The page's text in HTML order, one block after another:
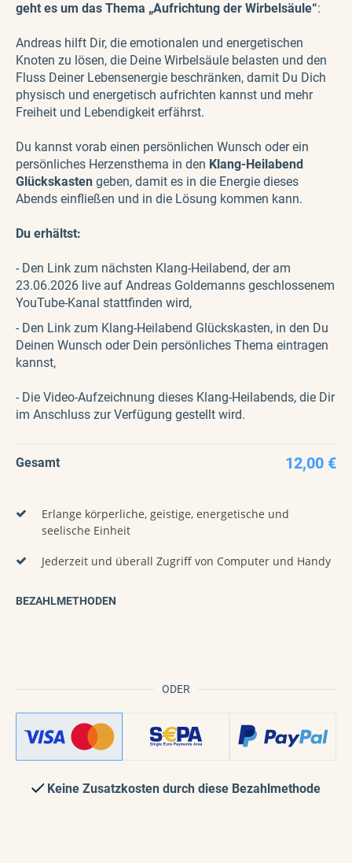
geht es um das Thema „Aufrichtung der Wirbelsäule“:
Andreas hilft Dir, die emotionalen und energetischen
Knoten zu lösen, die Deine Wirbelsäule belasten und den
Fluss Deiner Lebensenergie beschränken, damit Du Dich
physisch und energetisch aufrichten kannst und mehr
Freiheit und Lebendigkeit erfährst.
Du kannst vorab einen persönlichen Wunsch oder ein
persönliches Herzensthema in den Klang-Heilabend
Glückskasten geben, damit es in die Energie dieses
Abends einfließen und in die Lösung kommen kann.
Du erhältst:
- Den Link zum nächsten Klang-Heilabend, der am
23.06.2026 live auf Andreas Goldemanns geschlossenem
YouTube-Kanal stattfinden wird,
- Den Link zum Klang-Heilabend Glückskasten, in den Du
Deinen Wunsch oder Dein persönliches Thema eintragen
kannst,
- Die Video-Aufzeichnung dieses Klang-Heilabends, die Dir
im Anschluss zur Verfügung gestellt wird.
Gesamt 12,00 €
Erlange körperliche, geistige, energetische und
seelische Einheit
Jederzeit und überall Zugriff von Computer und Handy
ODER
BEZAHLMETHODEN
Keine Zusatzkosten durch diese Bezahlmethode